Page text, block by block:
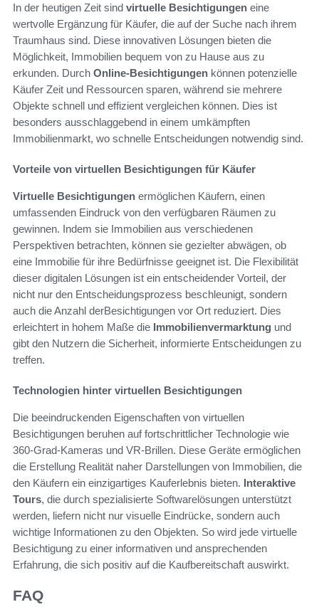
In der heutigen Zeit sind virtuelle Besichtigungen eine
wertvolle Ergänzung für Käufer, die auf der Suche nach ihrem
Traumhaus sind. Diese innovativen Lösungen bieten die
Möglichkeit, Immobilien bequem von zu Hause aus zu
erkunden. Durch Online-Besichtigungen können potenzielle
Käufer Zeit und Ressourcen sparen, während sie mehrere
Objekte schnell und effizient vergleichen können. Dies ist
besonders ausschlaggebend in einem umkämpften
Immobilienmarkt, wo schnelle Entscheidungen notwendig sind.
Vorteile von virtuellen Besichtigungen für Käufer
Virtuelle Besichtigungen ermöglichen Käufern, einen
umfassenden Eindruck von den verfügbaren Räumen zu
gewinnen. Indem sie Immobilien aus verschiedenen
Perspektiven betrachten, können sie gezielter abwägen, ob
eine Immobilie für ihre Bedürfnisse geeignet ist. Die Flexibilität
dieser digitalen Lösungen ist ein entscheidender Vorteil, der
nicht nur den Entscheidungsprozess beschleunigt, sondern
auch die Anzahl derBesichtigungen vor Ort reduziert. Dies
erleichtert in hohem Maße die Immobilienvermarktung und
gibt den Nutzern die Sicherheit, informierte Entscheidungen zu
treffen.
Technologien hinter virtuellen Besichtigungen
Die beeindruckenden Eigenschaften von virtuellen
Besichtigungen beruhen auf fortschrittlicher Technologie wie
360-Grad-Kameras und VR-Brillen. Diese Geräte ermöglichen
die Erstellung Realität naher Darstellungen von Immobilien, die
den Käufern ein einzigartiges Kauferlebnis bieten. Interaktive
Tours, die durch spezialisierte Softwarelösungen unterstützt
werden, liefern nicht nur visuelle Eindrücke, sondern auch
wichtige Informationen zu den Objekten. So wird jede virtuelle
Besichtigung zu einer informativen und ansprechenden
Erfahrung, die sich positiv auf die Kaufbereitschaft auswirkt.
FAQ